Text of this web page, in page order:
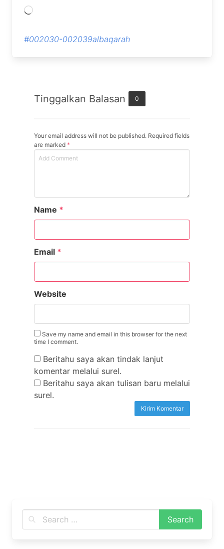
Memuat...
#002030-002039albaqarah
Tinggalkan Balasan 0
Your email address will not be published. Required fields
are marked *
Name *
Email *
Website
Save my name and email in this browser for the next
time I comment.
Beritahu saya akan tindak lanjut
komentar melalui surel.
Beritahu saya akan tulisan baru melalui
surel.